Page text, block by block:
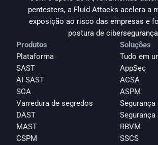
pentesters, a Fluid Attacks acelera a
exposição ao risco das empresas e
postura de
Produtos
Plataforma
SAST
AI SAST
SCA
Varredura de segredos
DAST
MAST
CSPM
Soluções
Tudo em
AppSec
ACSA
ASPM
Segurança
Segurança
RBVM
SSCS